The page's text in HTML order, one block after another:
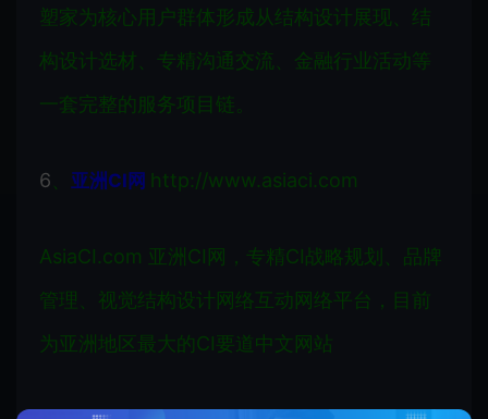
塑家为核心用户群体形成从结构设计展现、结
构设计选材、专精沟通交流、金融行业活动等
一套完整的服务项目链。
6 亚洲CI网 http://www.asiaci.com
AsiaCI.com 亚洲CI网，专精CI战略规划、品牌
管理、视觉结构设计网络互动网络平台，目前
为亚洲地区最大的CI要道中文网站